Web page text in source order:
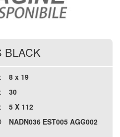
BLACK
8 x 19
30
5 X 112
NADN036 EST005 AGG002